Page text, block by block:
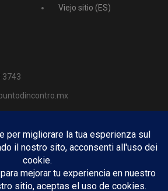
Viejo sitio (ES)
3743